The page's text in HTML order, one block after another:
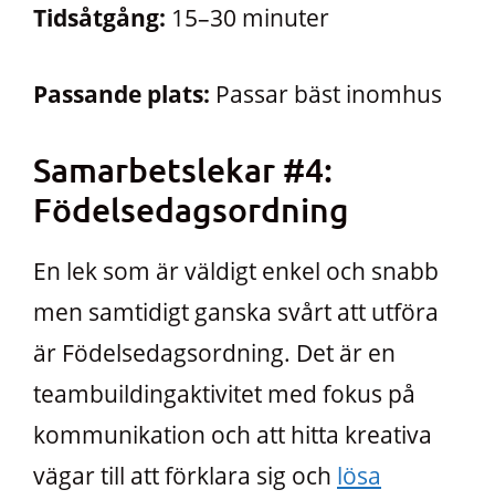
Tidsåtgång: 15–30 minuter
Passande plats: Passar bäst inomhus
Samarbetslekar #4:
Födelsedagsordning
En lek som är väldigt enkel och snabb
men samtidigt ganska svårt att utföra
är Födelsedagsordning. Det är en
teambuildingaktivitet med fokus på
kommunikation och att hitta kreativa
vägar till att förklara sig och lösa